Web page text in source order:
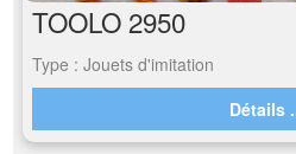
TOOLO 2950
Type : Jouets d'imitation
Détails